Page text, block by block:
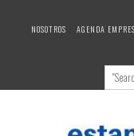
NOSOTROS
AGENDA